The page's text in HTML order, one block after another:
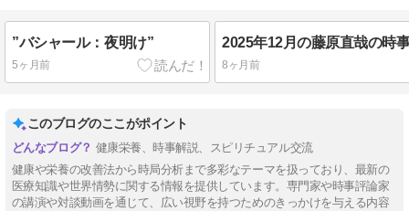
”バシャール：夜明け”
5ヶ月前 8ヶ月前
このブログのここがポイント
健康栄養、時事解説、スピリチュアル交流
健康や栄養の改善法から時局分析まで多彩なテーマを扱っており、最新の
医療知識や世界情勢に関する情報を提供しています。専門家や時事評論家
の講演や対談動画を通じて、広い視野を持つためのきっかけを与える内容